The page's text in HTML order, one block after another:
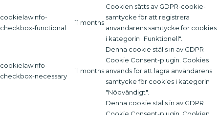
cookielawinfo-
checkbox-functional
11 months
Cookien sätts av GDPR-cookie-
samtycke för att registrera
användarens samtycke för cookies
i kategorin "Funktionell".
cookielawinfo-
checkbox-necessary
11 months
Denna cookie ställs in av GDPR
Cookie Consent-plugin. Cookies
används för att lagra användarens
samtycke för cookies i kategorin
"Nödvändigt".
Denna cookie ställs in av GDPR
Cookie Consent-plugin. Cookien